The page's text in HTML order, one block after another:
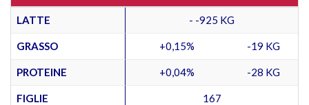
LATTE - -925 KG
GRASSO +0,15% -19 KG
PROTEINE +0,04% -28 KG
FIGLIE 167